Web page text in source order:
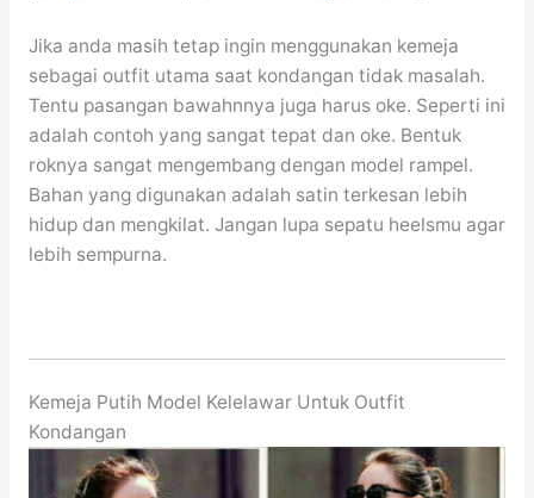
Jika anda masih tetap ingin menggunakan kemeja
sebagai outfit utama saat kondangan tidak masalah.
Tentu pasangan bawahnnya juga harus oke. Seperti ini
adalah contoh yang sangat tepat dan oke. Bentuk
roknya sangat mengembang dengan model rampel.
Bahan yang digunakan adalah satin terkesan lebih
hidup dan mengkilat. Jangan lupa sepatu heelsmu agar
lebih sempurna.
Kemeja Putih Model Kelelawar Untuk Outfit
Kondangan